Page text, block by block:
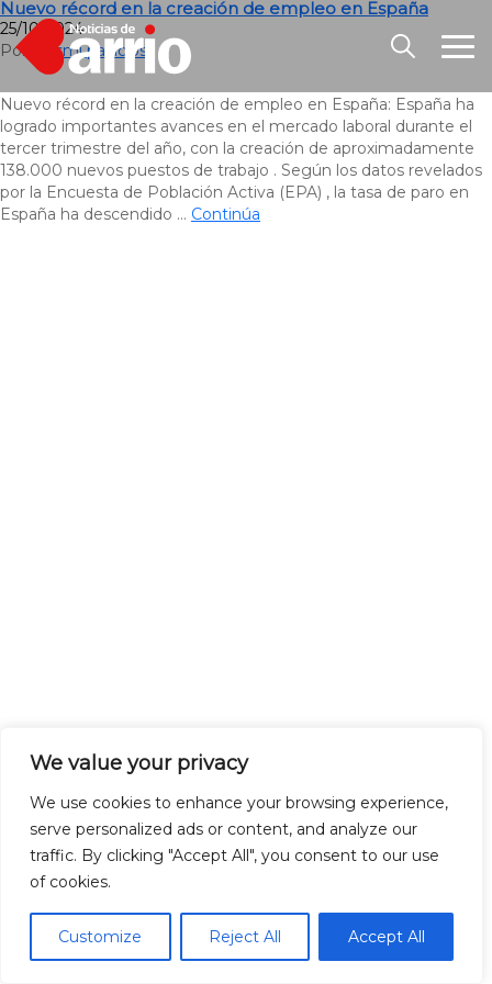
We value your privacy
We use cookies to enhance your browsing experience,
serve personalized ads or content, and analyze our
traffic. By clicking "Accept All", you consent to our use
of cookies.
Customize Reject All Accept All
Nuevo récord en la creación de empleo en España
25/10/2024
Por
Luismi palacios
Nuevo récord en la creación de empleo en España: España ha
logrado importantes avances en el mercado laboral durante el
tercer trimestre del año, con la creación de aproximadamente
138.000 nuevos puestos de trabajo . Según los datos revelados
por la Encuesta de Población Activa (EPA) , la tasa de paro en
España ha descendido … Continúa